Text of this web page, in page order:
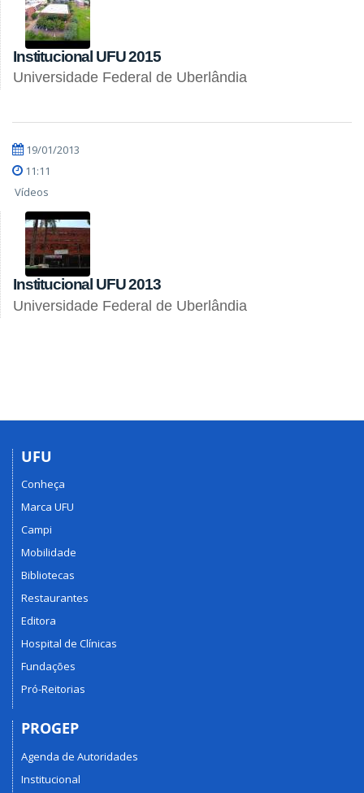
Institucional UFU 2015
Universidade Federal de Uberlândia
19/01/2013
11:11
Vídeos
Institucional UFU 2013
Universidade Federal de Uberlândia
UFU
Conheça
Marca UFU
Campi
Mobilidade
Bibliotecas
Restaurantes
Editora
Hospital de Clínicas
Fundações
Pró-Reitorias
PROGEP
Agenda de Autoridades
Institucional